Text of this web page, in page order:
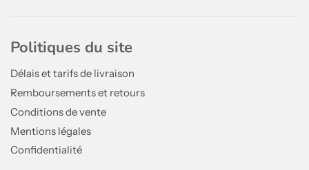
Politiques du site
Délais et tarifs de livraison
Remboursements et retours
Conditions de vente
Mentions légales
Confidentialité